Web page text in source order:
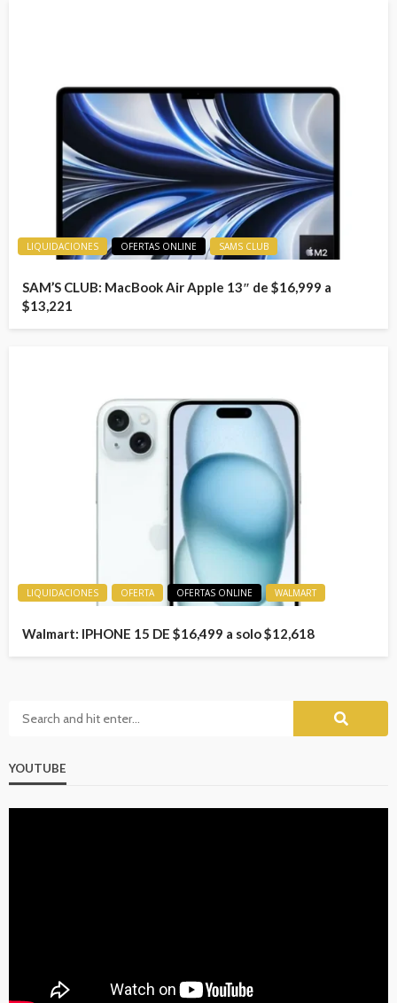
LIQUIDACIONES OFERTAS ONLINE SAMS CLUB
SAM’S CLUB: MacBook Air Apple 13″ de $16,999 a
$13,221
LIQUIDACIONES OFERTA OFERTAS ONLINE WALMART
Walmart: IPHONE 15 DE $16,499 a solo $12,618
YOUTUBE